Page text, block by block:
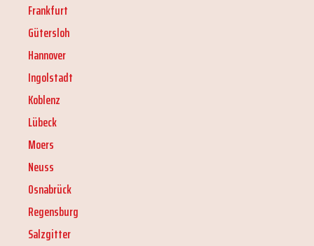
Frankfurt
Gütersloh
Hannover
Ingolstadt
Koblenz
Lübeck
Moers
Neuss
Osnabrück
Regensburg
Salzgitter